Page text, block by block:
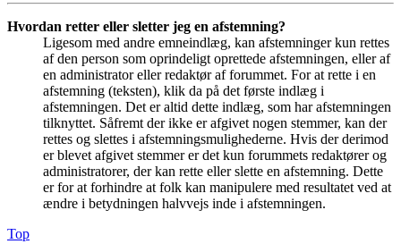
Hvordan retter eller sletter jeg en afstemning?
Ligesom med andre emneindlæg, kan afstemninger kun rettes
af den person som oprindeligt oprettede afstemningen, eller af
en administrator eller redaktør af forummet. For at rette i en
afstemning (teksten), klik da på det første indlæg i
afstemningen. Det er altid dette indlæg, som har afstemningen
tilknyttet. Såfremt der ikke er afgivet nogen stemmer, kan der
rettes og slettes i afstemningsmulighederne. Hvis der derimod
er blevet afgivet stemmer er det kun forummets redaktører og
administratorer, der kan rette eller slette en afstemning. Dette
er for at forhindre at folk kan manipulere med resultatet ved at
ændre i betydningen halvvejs inde i afstemningen.
Top